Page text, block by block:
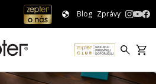
Blog Zprávy